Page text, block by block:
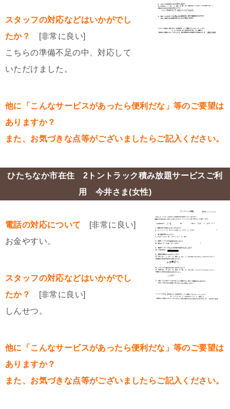
スタッフの対応などはいかがでし
たか？
[非常に良い]
こちらの準備不足の中、対応して
いただけました。
他に「こんなサービスがあったら便利だな」等のご要望は
ありますか？
また、お気づきな点等がございましたらご記入ください。
ひたちなか市在住 2トントラック積み放題サービスご利
用 今井さま(女性)
電話の対応について [非常に良い]
お金やすい。
スタッフの対応などはいかがでし
たか？
[非常に良い]
しんせつ。
他に「こんなサービスがあったら便利だな」等のご要望は
ありますか？
また、お気づきな点等がございましたらご記入ください。